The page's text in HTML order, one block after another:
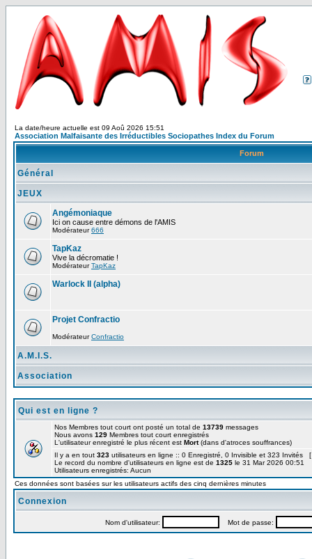
La date/heure actuelle est 09 Aoû 2026 15:51
Association Malfaisante des Irréductibles Sociopathes Index du Forum
Forum
Général
JEUX
Angémoniaque
Ici on cause entre démons de l'AMIS
Modérateur666
TapKaz
Vive la décromatie !
ModérateurTapKaz
Warlock II (alpha)
Projet Confractio
ModérateurConfractio
A.M.I.S.
Association
Qui est en ligne ?
Nos Membres tout court ont posté un total de 13739 messages
Nous avons 129 Membres tout court enregistrés
L'utilisateur enregistré le plus récent est Mort(dans d'atroces souffrances)
Il y a en tout 323 utilisateurs en ligne :: 0 Enregistré, 0 Invisible et 323 Invités [
Le record du nombre d'utilisateurs en ligne est de 1325 le 31 Mar 2026 00:51
Utilisateurs enregistrés: Aucun
Ces données sont basées sur les utilisateurs actifs des cinq dernières minutes
Connexion
Nom d'utilisateur: Mot de passe: